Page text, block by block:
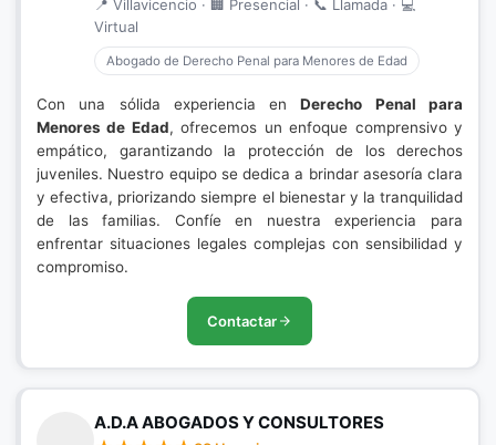
📍 Villavicencio · 🏢 Presencial · 📞 Llamada · 💻
Virtual
Abogado de Derecho Penal para Menores de Edad
Con una sólida experiencia enDerecho Penal para
Menores de Edad, ofrecemos un enfoque comprensivo y
empático, garantizando la protección de los derechos
juveniles. Nuestro equipo se dedica a brindar asesoría clara
y efectiva, priorizando siempre el bienestar y la tranquilidad
de las familias. Confíe en nuestra experiencia para
enfrentar situaciones legales complejas con sensibilidad y
compromiso.
Contactar
A.D.A ABOGADOS Y CONSULTORES